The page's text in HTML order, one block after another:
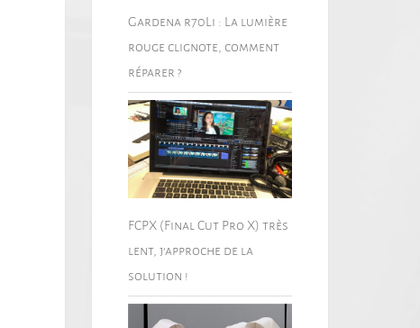
Gardena r70Li : La lumière
rouge clignote, comment
réparer ?
FCPX (Final Cut Pro X) très
lent, j’approche de la
solution !